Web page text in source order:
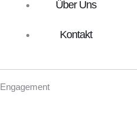
Über Uns
Kontakt